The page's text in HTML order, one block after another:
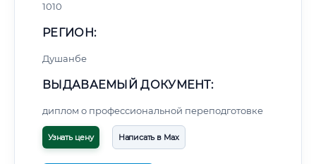
1010
РЕГИОН:
Душанбе
ВЫДАВАЕМЫЙ ДОКУМЕНТ:
диплом о профессиональной переподготовке
Узнать цену Написать в Max